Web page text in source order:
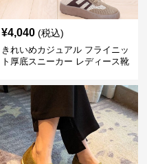
¥4,040 (税込)
きれいめカジュアル フライニッ
ト厚底スニーカー レディース靴
ッポン レトロ カジュアルシュー
ズ